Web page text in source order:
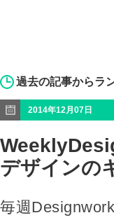
過去の記事からラ
2014年12月07日
デザインの
毎週